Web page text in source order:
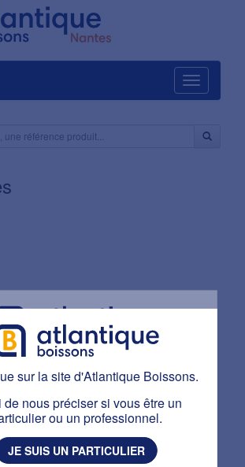
Navigation
sur la site d'Atlantique Boissons.
réservé aux personnes majeures.
Avez-vous plus de 18 ans ?
sur la site d'Atlantique Boissons.
de nous préciser si vous être un
ou un professionnel.
JE SUIS UN PARTICULIER